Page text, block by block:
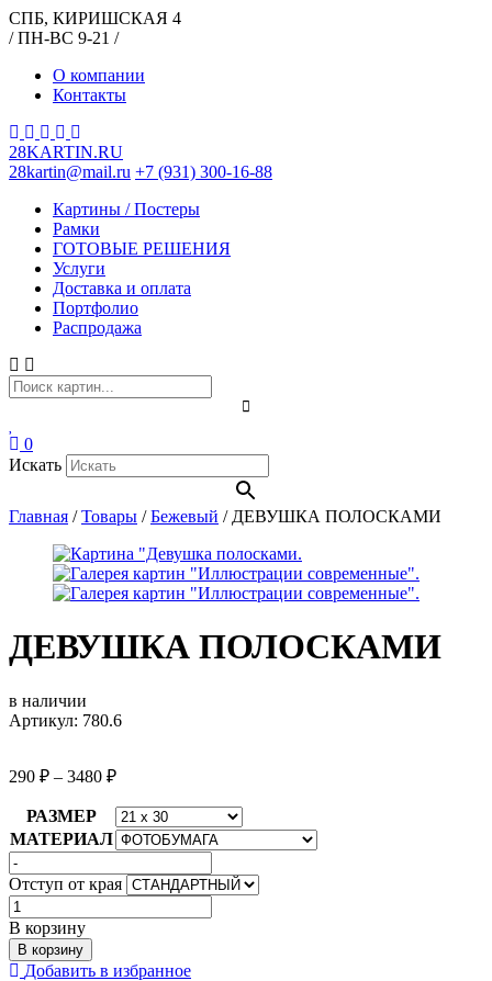
СПБ, КИРИШСКАЯ 4
/ ПН-ВС 9-21 /
О компании
Контакты
28KARTIN.RU
28kartin@mail.ru +7 (931) 300-16-88
Картины / Постеры
Рамки
ГОТОВЫЕ РЕШЕНИЯ
Услуги
Доставка и оплата
Портфолио
Распродажа
0
Искать
Главная /Товары /Бежевый / ДЕВУШКА ПОЛОСКАМИ
ДЕВУШКА ПОЛОСКАМИ
в наличии
Артикул: 780.6
290 ₽ – 3480 ₽
РАЗМЕР
МАТЕРИАЛ
Отступ от края
Количество
товара
ДЕВУШКА
ПОЛОСКАМИ
В корзину
В корзину
Добавить в избранное